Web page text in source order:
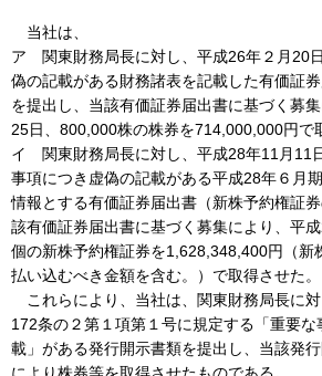
当社は、
ア 関東財務局長に対し、平成26年２月20
偽の記載がある財務諸表を記載した有価証券
を提出し、当該有価証券届出書に基づく募
25日、800,000株の株券を714,000,000円で
イ 関東財務局長に対し、平成28年11月11
事項につき虚偽の記載がある平成28年６月
情報とする有価証券届出書（新株予約権証
該有価証券届出書に基づく募集により、平
個の新株予約権証券を1,628,348,400円（新
払い込むべき金額を含む。）で取得させた。
これらにより、当社は、関東財務局長に
172条の２第１項第１号に規定する「重要
載」がある発行開示書類を提出し、当該発